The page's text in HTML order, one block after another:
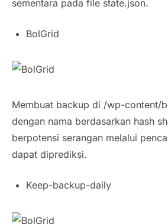
sementara pada file state.json.
BolGrid
Membuat backup di /wp-content/
dengan nama berdasarkan hash
berpotensi serangan melalui
dapat diprediksi.
Keep-backup-daily